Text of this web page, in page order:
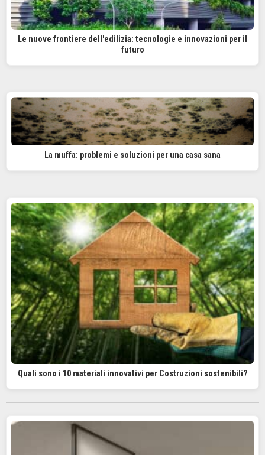
Le nuove frontiere dell'edilizia: tecnologie e innovazioni per il
futuro
La muffa: problemi e soluzioni per una casa sana
Quali sono i 10 materiali innovativi per Costruzioni sostenibili?